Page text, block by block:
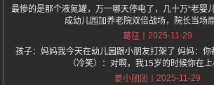
最惨的是那个液氮罐，万一哪天停电了，几十万“老婴
成幼儿园加养老院双倍战场，院长当场
葛征
2025-11-29
孩子：妈妈我今天在幼儿园跟小朋友打架了 妈妈：
（冷笑）：对啊，我15岁的时候你在上
姜小团团
2025-11-29